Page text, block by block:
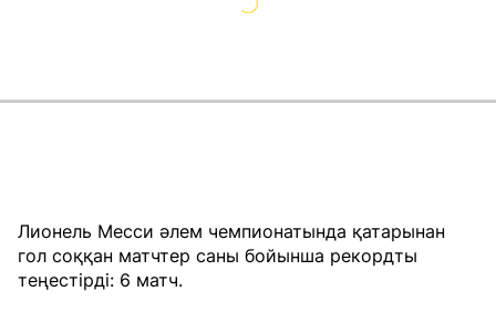
Лионель Месси әлем чемпионатында қатарынан
гол соққан матчтер саны бойынша рекордты
теңестірді: 6 матч.